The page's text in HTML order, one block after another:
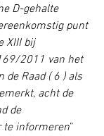
D-gehalte
punt
XIII bij
2011 van het
de Raad ( 6 ) als
acht de
de
te informeren”